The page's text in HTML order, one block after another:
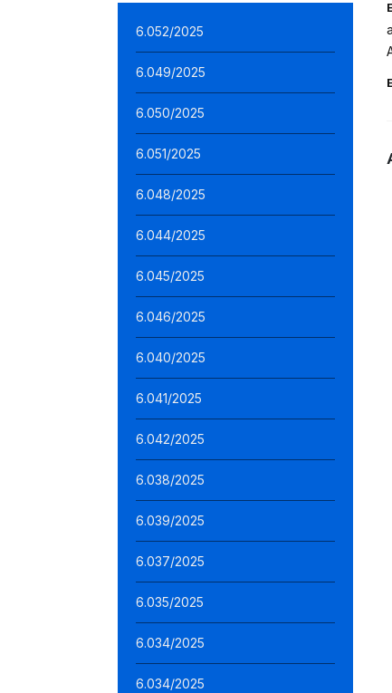
6.052/2025
6.049/2025
6.050/2025
6.051/2025
6.048/2025
6.044/2025
6.045/2025
6.046/2025
6.040/2025
6.041/2025
6.042/2025
6.038/2025
6.039/2025
6.037/2025
6.035/2025
6.034/2025
6.034/2025